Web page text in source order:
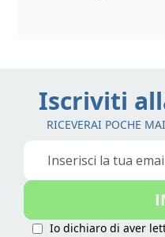
Iscriviti
RICEVERAI POCHE
Iscriviti
nostra
Io dichiaro di aver